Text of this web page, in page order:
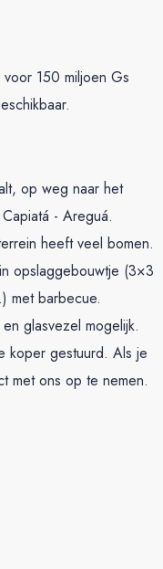
150 miljoen Gs
op weg naar het
- Areguá.
heeft veel bomen.
opslaggebouwtje (3×3
met barbecue.
glasvezel mogelijk.
koper gestuurd. Als je
met ons op te nemen.